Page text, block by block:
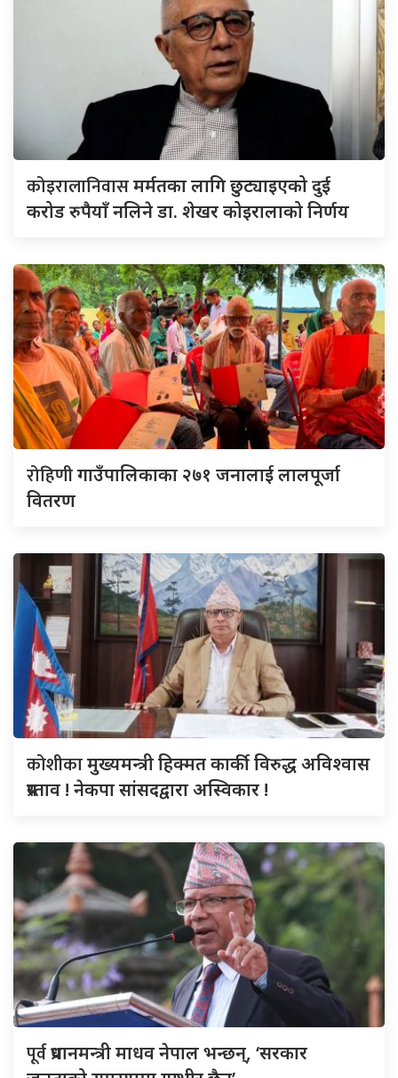
कोइरालानिवासमर्मतका लागि छुट्याइएको दुई
करोड रुपैयाँ नलिने डा. शेखर कोइरालाको निर्णय
रोहिणीगाउँपालिकाका २७१ जनालाई लालपूर्जा
वितरण
कोशीकामुख्यमन्त्री हिक्मत कार्की विरुद्ध अविश्वास
प्रस्ताव ! नेकपा सांसदद्वारा अस्विकार !
पूर्वप्रधानमन्त्री माधव नेपाल भन्छन्, ‘सरकार